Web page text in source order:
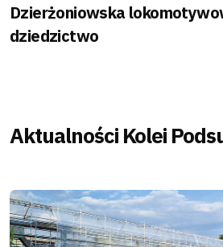
Dzierżoniowska
dziedzictwo
Aktualności Kolei